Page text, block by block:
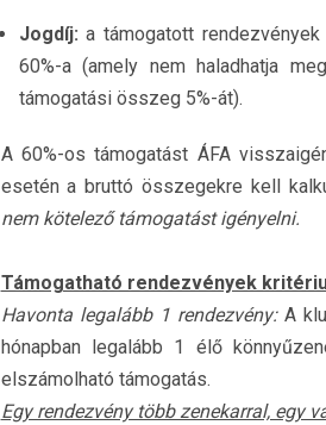
Jogdíj: a támogatott
60%-a (amely nem haladhatja
támogatási összeg 5%-át).
A 60%-os támogatást ÁFA
esetén a bruttó összegekre kell
nem kötelező támogatást igényelni.
Támogatható rendezvények
Havonta legalább 1 rendezvény:A
hónapban legalább 1 élő
elszámolható támogatás.
Egy rendezvény több zenekarral, egy